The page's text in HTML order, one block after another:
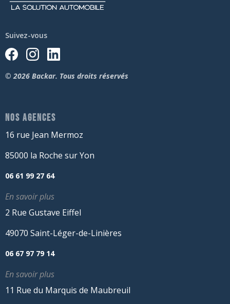
Suivez-vous
© 2026 Backar. Tous droits réservés
NOS AGENCES
16 rue Jean Mermoz
85000 la Roche sur Yon
06 61 99 27 64
En savoir plus
2 Rue Gustave Eiffel
49070 Saint-Léger-de-Linières
06 67 97 79 14
En savoir plus
11 Rue du Marquis de Maubreuil